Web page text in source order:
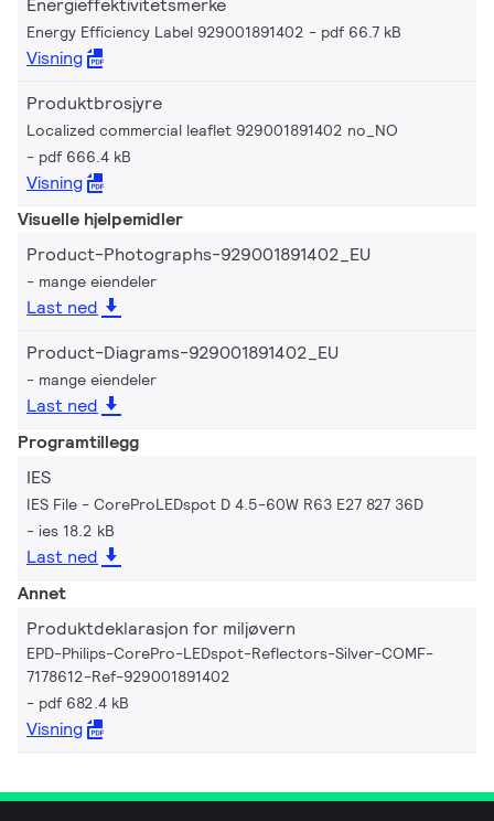
Energieffektivitetsmerke
Energy Efficiency Label 929001891402 pdf 66.7 kB
Visning
Produktbrosjyre
Localized commercial leaflet 929001891402 no_NO
pdf 666.4 kB
Visning
Visuelle hjelpemidler
Product-Photographs-929001891402_EU
mange eiendeler
Last ned
Product-Diagrams-929001891402_EU
mange eiendeler
Last ned
Programtillegg
IES
IES File - CoreProLEDspot D 4.5-60W R63 E27 827 36D
ies 18.2 kB
Last ned
Annet
Produktdeklarasjon for miljøvern
EPD-Philips-CorePro-LEDspot-Reflectors-Silver-COMF-
7178612-Ref-929001891402
pdf 682.4 kB
Visning